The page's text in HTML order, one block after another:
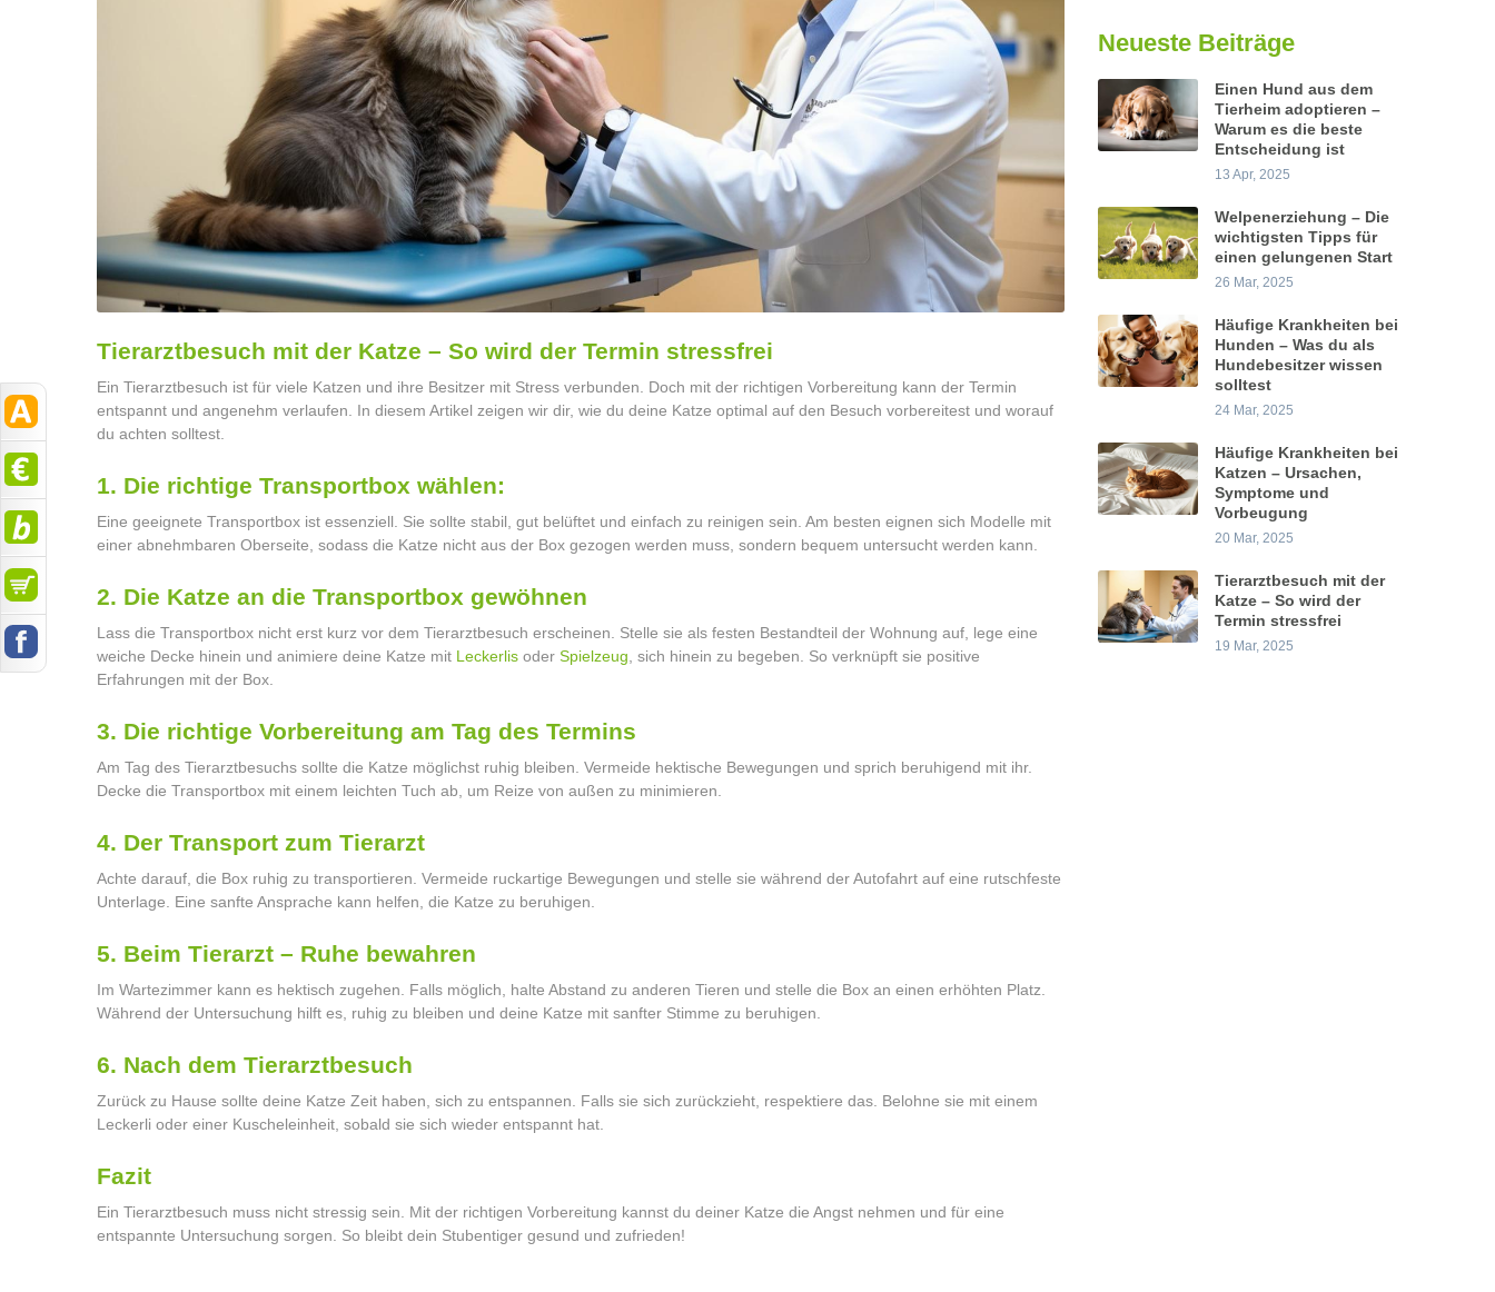
Tierarztbesuch mit der Katze – So wird der Termin stressfrei
Ein Tierarztbesuch ist für viele Katzen und ihre Besitzer mit Stress verbunden. Doch mit der richtigen Vorbereitung kann der Termin
entspannt und angenehm verlaufen. In diesem Artikel zeigen wir dir, wie du deine Katze optimal auf den Besuch vorbereitest und worauf
du achten solltest.
1. Die richtige Transportbox wählen:
Eine geeignete Transportbox ist essenziell. Sie sollte stabil, gut belüftet und einfach zu reinigen sein. Am besten eignen sich Modelle mit
einer abnehmbaren Oberseite, sodass die Katze nicht aus der Box gezogen werden muss, sondern bequem untersucht werden kann.
2. Die Katze an die Transportbox gewöhnen
Lass die Transportbox nicht erst kurz vor dem Tierarztbesuch erscheinen. Stelle sie als festen Bestandteil der Wohnung auf, lege eine
weiche Decke hinein und animiere deine Katze mit Leckerlis oder Spielzeug, sich hinein zu begeben. So verknüpft sie positive
Erfahrungen mit der Box.
3. Die richtige Vorbereitung am Tag des Termins
Am Tag des Tierarztbesuchs sollte die Katze möglichst ruhig bleiben. Vermeide hektische Bewegungen und sprich beruhigend mit ihr.
Decke die Transportbox mit einem leichten Tuch ab, um Reize von außen zu minimieren.
4. Der Transport zum Tierarzt
Achte darauf, die Box ruhig zu transportieren. Vermeide ruckartige Bewegungen und stelle sie während der Autofahrt auf eine rutschfeste
Unterlage. Eine sanfte Ansprache kann helfen, die Katze zu beruhigen.
5. Beim Tierarzt – Ruhe bewahren
Im Wartezimmer kann es hektisch zugehen. Falls möglich, halte Abstand zu anderen Tieren und stelle die Box an einen erhöhten Platz.
Während der Untersuchung hilft es, ruhig zu bleiben und deine Katze mit sanfter Stimme zu beruhigen.
6. Nach dem Tierarztbesuch
Zurück zu Hause sollte deine Katze Zeit haben, sich zu entspannen. Falls sie sich zurückzieht, respektiere das. Belohne sie mit einem
Leckerli oder einer Kuscheleinheit, sobald sie sich wieder entspannt hat.
Fazit
Ein Tierarztbesuch muss nicht stressig sein. Mit der richtigen Vorbereitung kannst du deiner Katze die Angst nehmen und für eine
entspannte Untersuchung sorgen. So bleibt dein Stubentiger gesund und zufrieden!
Neueste Beiträge
Einen Hund aus dem
Tierheim adoptieren –
Warum es die beste
Entscheidung ist
13 Apr, 2025
Welpenerziehung – Die
wichtigsten Tipps für
einen gelungenen Start
26 Mar, 2025
Häufige Krankheiten bei
Hunden – Was du als
Hundebesitzer wissen
solltest
24 Mar, 2025
Häufige Krankheiten bei
Katzen – Ursachen,
Symptome und
Vorbeugung
20 Mar, 2025
Tierarztbesuch mit der
Katze – So wird der
Termin stressfrei
19 Mar, 2025